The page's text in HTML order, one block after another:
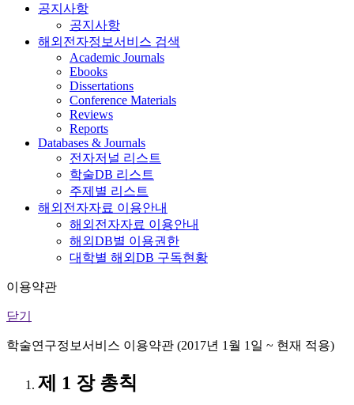
공지사항
공지사항
해외전자정보서비스 검색
Academic Journals
Ebooks
Dissertations
Conference Materials
Reviews
Reports
Databases & Journals
전자저널 리스트
학술DB 리스트
주제별 리스트
해외전자자료 이용안내
해외전자자료 이용안내
해외DB별 이용권한
대학별 해외DB 구독현황
이용약관
닫기
학술연구정보서비스 이용약관 (2017년 1월 1일 ~ 현재 적용)
제 1 장 총칙